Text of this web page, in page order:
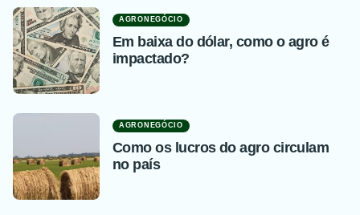
AGRONEGÓCIO
Em baixa do dólar, como o agro é
impactado?
AGRONEGÓCIO
Como os lucros do agro circulam
no país